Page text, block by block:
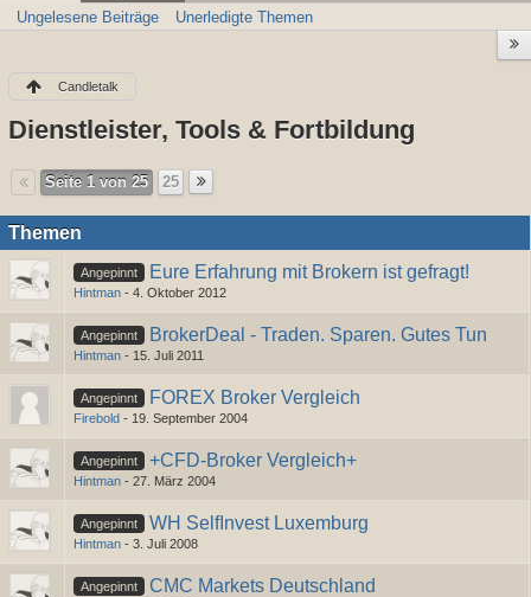
Ungelesene Beiträge Unerledigte Themen
Candletalk
Dienstleister, Tools & Fortbildung
Seite 1 von 25 25
Themen
Angepinnt Eure Erfahrung mit Brokern ist gefragt!
Hintman - 4. Oktober 2012
Angepinnt BrokerDeal - Traden. Sparen. Gutes Tun
Hintman - 15. Juli 2011
Angepinnt FOREX Broker Vergleich
Firebold - 19. September 2004
Angepinnt +CFD-Broker Vergleich+
Hintman - 27. März 2004
Angepinnt WH SelfInvest Luxemburg
Hintman - 3. Juli 2008
Angepinnt CMC Markets Deutschland